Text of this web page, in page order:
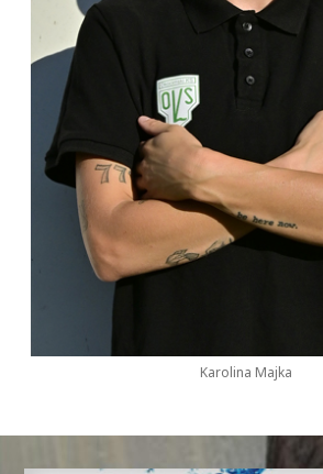
Karolina Majka